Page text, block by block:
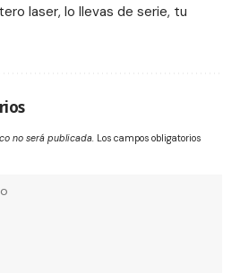
laser, lo llevas de serie, tu
no será publicada. Los campos obligatorios